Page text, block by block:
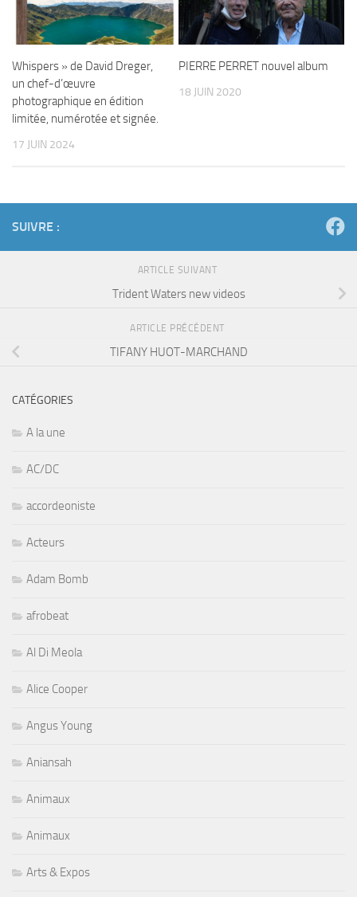
Whispers » de David Dreger,
un chef-d’œuvre
photographique en édition
limitée, numérotée et signée.
17 JUIN 2024
PIERRE PERRET nouvel album
18 JUIN 2020
SUIVRE :
ARTICLE SUIVANT
Trident Waters new videos
ARTICLE PRÉCÉDENT
TIFANY HUOT-MARCHAND
CATÉGORIES
A la une
AC/DC
accordeoniste
Acteurs
Adam Bomb
afrobeat
Al Di Meola
Alice Cooper
Angus Young
Aniansah
Animaux
Animaux
Arts & Expos